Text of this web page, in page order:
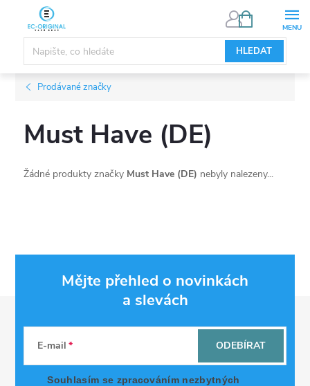
obsah
HLEDAT
NÁKUPNÍ
Prodávané značky
Must Have (DE)
Žádné produkty značky Must Have (DE) nebyly nalezeny...
Mějte přehled o novinkách
a slevách
E-mail
Souhlasím se zpracováním nezbytných
ODEBÍRAT